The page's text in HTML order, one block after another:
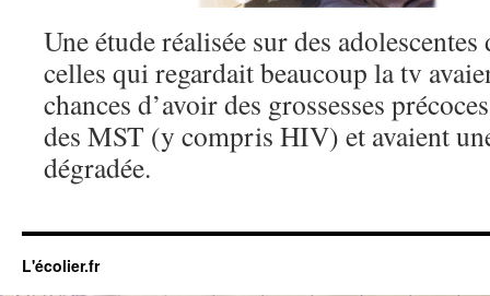
Une étude réalisée sur des
celles qui regardait beaucoup la tv
chances d’avoir des grossesses
des MST (y compris HIV) et avaient
dégradée.
L'écolier.fr